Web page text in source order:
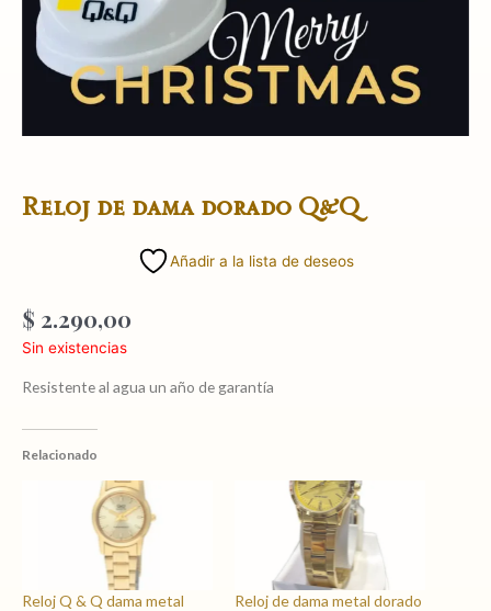
Reloj de dama dorado Q&Q
Añadir a la lista de deseos
$ 2.290,00
Sin existencias
Resistente al agua un año de garantía
Relacionado
Reloj Q & Q dama metal
Reloj de dama metal dorado